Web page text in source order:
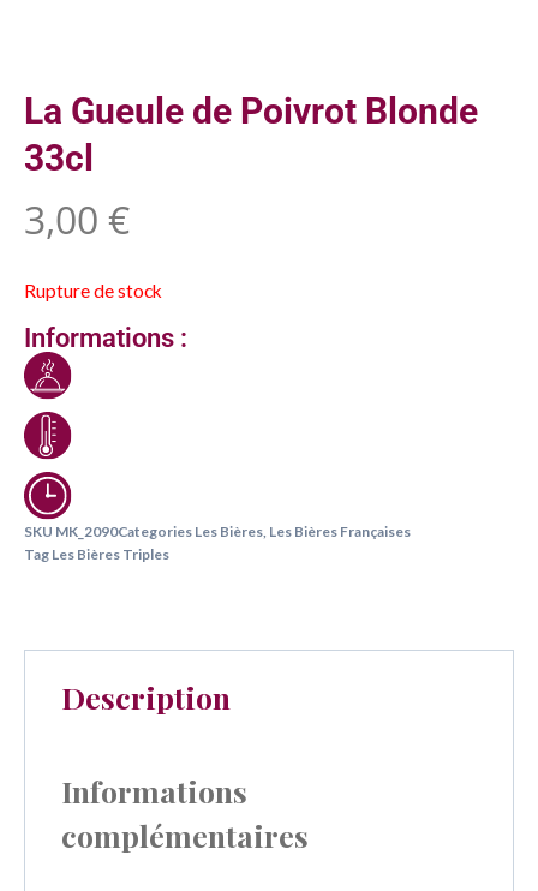
La Gueule de Poivrot Blonde
33cl
3,00 €
Rupture de stock
Informations :
SKU MK_2090Categories Les Bières Les Bières Françaises
Tag Les Bières Triples
Description
Informations
complémentaires